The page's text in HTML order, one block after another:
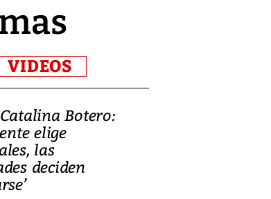
VIDEOS
Botero:
elige
las
deciden